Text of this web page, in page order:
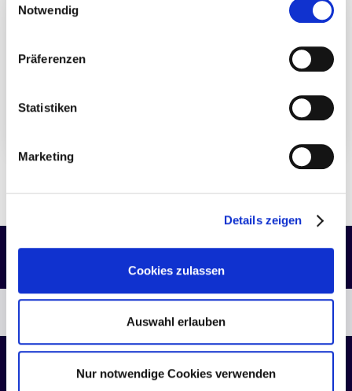
willigen Sie gem. Art. 49 Abs. 1 DSGVO ein, dass auch
möglich, dass die übermittelten Daten durch lokale
Behörden verarbeitet werden.
Notwendig
Präferenzen
Statistiken
Marketing
Details zeigen
Cookies zulassen
Auswahl erlauben
Nur notwendige Cookies verwenden
Fr., 15.10.2021
DIE QUIRIN APP
FOLGEN SIE UNS AUF